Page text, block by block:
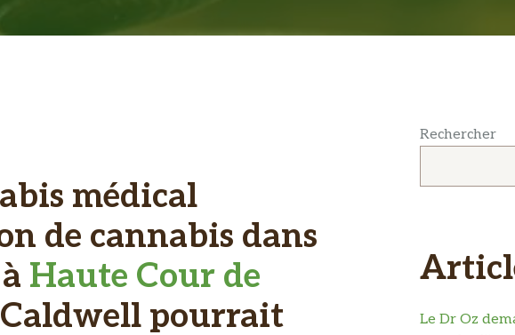
médical
de cannabis dans
Haute Cour de
pourrait
Rechercher
Le Dr Oz